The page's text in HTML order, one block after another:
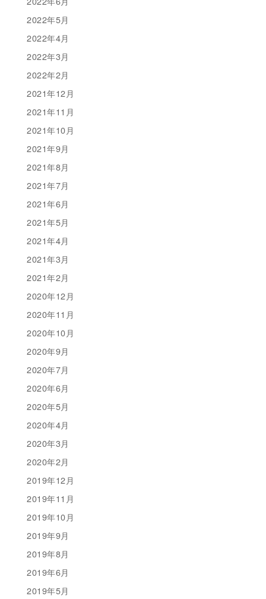
2022年5月
2022年4月
2022年3月
2022年2月
2021年12月
2021年11月
2021年10月
2021年9月
2021年8月
2021年7月
2021年6月
2021年5月
2021年4月
2021年3月
2021年2月
2020年12月
2020年11月
2020年10月
2020年9月
2020年7月
2020年6月
2020年5月
2020年4月
2020年3月
2020年2月
2019年12月
2019年11月
2019年10月
2019年9月
2019年8月
2019年6月
2019年5月